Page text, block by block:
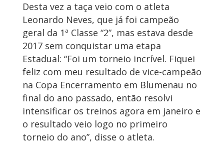
Desta vez a taça veio com o atleta
Leonardo Neves, que já foi campeão
geral da 1ª Classe “2”, mas estava desde
2017 sem conquistar uma etapa
Estadual: “Foi um torneio incrível. Fiquei
feliz com meu resultado de vice-campeão
na Copa Encerramento em Blumenau no
final do ano passado, então resolvi
intensificar os treinos agora em janeiro e
o resultado veio logo no primeiro
torneio do ano”, disse o atleta.